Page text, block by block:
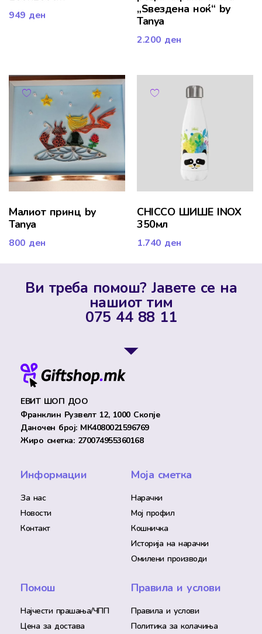
949 ден
„Ѕвездена ноќ“ by
Tanya
2.200 ден
Малиот принц by
Tanya
800 ден
CHICCO ШИШЕ INOX
350мл
1.740 ден
Ви треба помош? Јавете се на
нашиот тим
075 44 88 11
ЕВИТ ШОП ДОО
Франклин Рузвелт 12, 1000 Скопје
Даночен број: МК4080021596769
Жиро сметка: 270074955360168
Информации
За нас
Новости
Контакт
Моја сметка
Нарачки
Мој профил
Кошничка
Историја на нарачки
Омилени производи
Помош
Најчести прашања/ЧПП
Цена за достава
Правила и услови
Правила и услови
Политика за колачиња